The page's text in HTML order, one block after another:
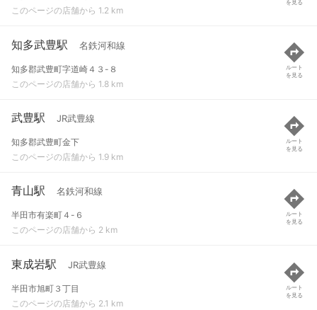
このページの店舗から 1.2 km
を見る
知多武豊駅 名鉄河和線
知多郡武豊町字道崎４３-８
このページの店舗から 1.8 km
ルート
を見る
武豊駅 JR武豊線
知多郡武豊町金下
このページの店舗から 1.9 km
ルート
を見る
青山駅 名鉄河和線
半田市有楽町４-６
このページの店舗から 2 km
ルート
を見る
東成岩駅 JR武豊線
半田市旭町３丁目
このページの店舗から 2.1 km
ルート
を見る